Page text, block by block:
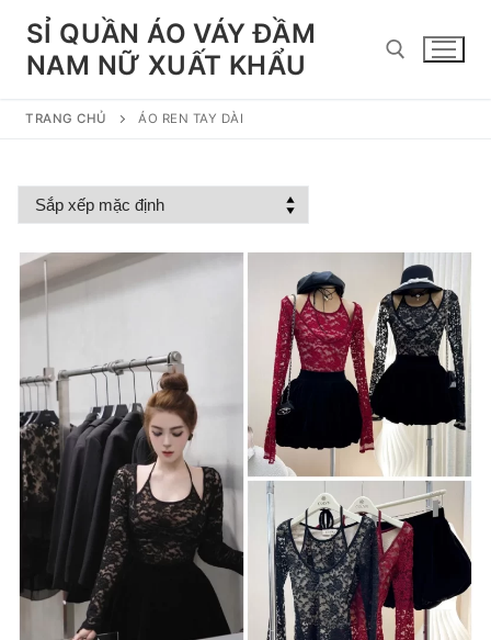
Chuyển
đếnSỈ QUẦN ÁO VÁY ĐẦM
NAM NỮ XUẤT KHẨU
TRANG CHỦ ÁO REN TAY DÀI